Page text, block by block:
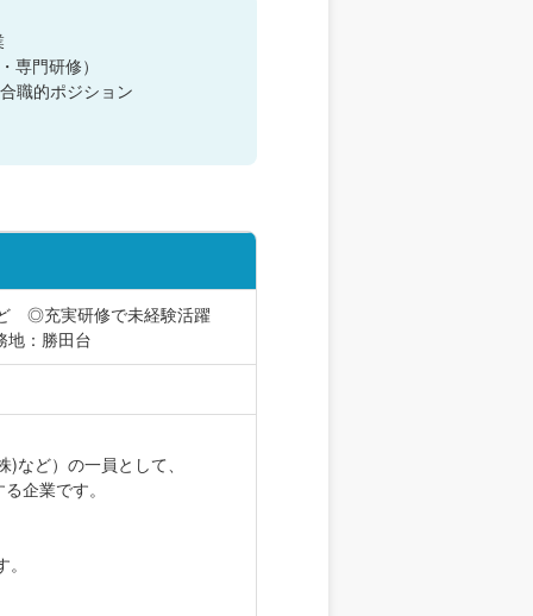
門研修）
職的ポジション
◎充実研修で未経験活躍
：勝田台
など）の一員として、
企業です。